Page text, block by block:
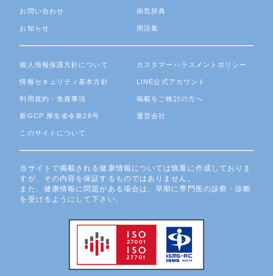
お問い合わせ
お知らせ
病気辞典
用語集
個人情報保護方針について
情報セキュリティ基本方針
利用規約・免責事項
新GCP 厚生省令第28号
このサイトについて
カスタマーハラスメントポリシー
LINE公式アカウント
掲載をご検討の方へ
運営会社
当サイトで掲載される健康情報については慎重に作成しておりま
すが、その内容を保証するものではありません。
また、健康情報に問題がある場合は、早期に専門医の診察・診断
を受けるようにして下さい。